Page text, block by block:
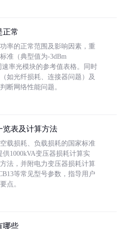
正常
率的正常范围及影响因素，重
准（典型值为-3dBm
速率光模块的参考值表格。同时
如光纤损耗、连接器问题）及
断网络性能问题。
览表及计算方法
载损耗、负载损耗的国家标准
供1000kVA变压器损耗计算实
法，并附电力变压器损耗计算
等常见型号参数，指导用户
点。
哪些